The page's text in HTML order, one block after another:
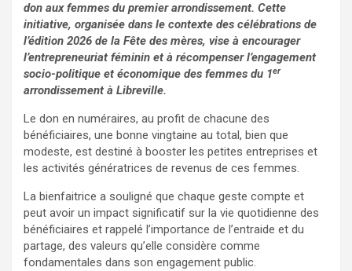
don aux femmes du premier arrondissement. Cette
initiative, organisée dans le contexte des célébrations de
l’édition 2026 de la Fête des mères, vise à encourager
l’entrepreneuriat féminin et à récompenser l’engagement
socio-politique et économique des femmes du 1er
arrondissement à Libreville.
Le don en numéraires, au profit de chacune des
bénéficiaires, une bonne vingtaine au total, bien que
modeste, est destiné à booster les petites entreprises et
les activités génératrices de revenus de ces femmes.
La bienfaitrice a souligné que chaque geste compte et
peut avoir un impact significatif sur la vie quotidienne des
bénéficiaires et rappelé l’importance de l’entraide et du
partage, des valeurs qu’elle considère comme
fondamentales dans son engagement public.